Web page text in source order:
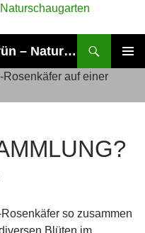
Arbeitskreis Naturnahes Grün – Naturschaugarten Lindenmühle
so zusammen
Blüten im